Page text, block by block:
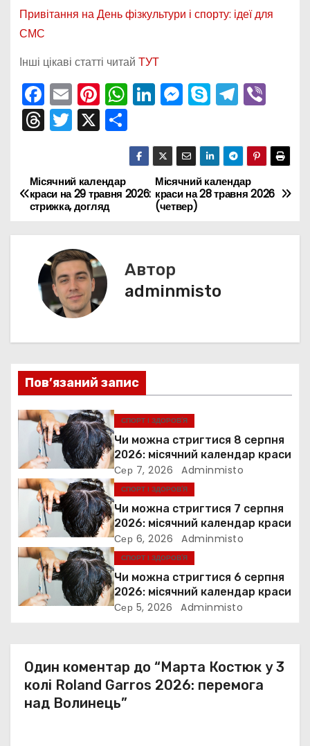
Привітання на День фізкультури і спорту: ідеї для
СМС
Інші цікаві статті читай ТУТ
F
a
c
b
o
o
k
E
m
ai
Pi
nt
er
st
W
h
a
ts
A
p
p
Li
n
k
e
dI
n
M
e
s
s
e
n
g
S
k
y
p
e
T
el
e
gr
a
m
Vi
er
T
hr
a
d
s
T
w
er
X П
о
ді
л
и
т
с
я
Н
а
ц
і
я
а
и
і
Місячний календар
краси на 28 травня 2026
(четвер)
Місячний календар
краси на 29 травня 2026:
стрижка, догляд
Автор
adminmisto
Пов’язаний запис
СПОРТ І ЗДОРОВ’Я
Чи можна стригтися 8 серпня
2026: місячний календар краси
Сер 7, 2026 Adminmisto
СПОРТ І ЗДОРОВ’Я
Чи можна стригтися 7 серпня
2026: місячний календар краси
Сер 6, 2026 Adminmisto
СПОРТ І ЗДОРОВ’Я
Чи можна стригтися 6 серпня
2026: місячний календар краси
Сер 5, 2026 Adminmisto
Один коментар до “Марта Костюк у 3
колі Roland Garros 2026: перемога
над Волинець”